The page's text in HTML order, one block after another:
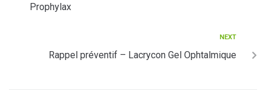
Prophylax
NEXT
Rappel préventif – Lacrycon Gel Ophtalmique